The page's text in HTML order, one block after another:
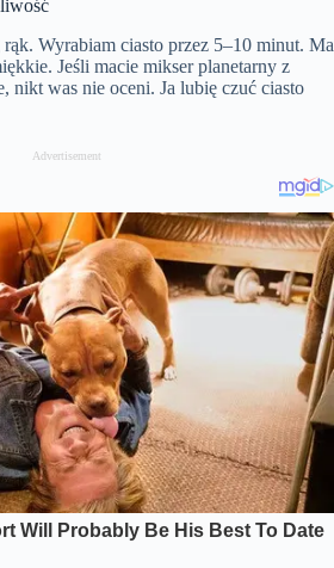
rąk. Wyrabiam ciasto przez 5–10 minut. Ma
Jeśli macie mikser planetarny z
nikt was nie oceni. Ja lubię czuć ciasto
Advertisement